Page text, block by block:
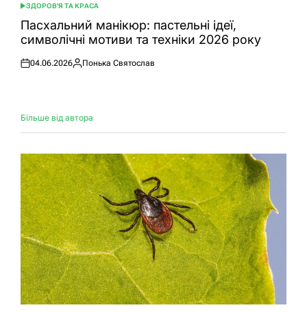
ОПУБЛІКУВАТИ
У
ЗДОРОВ'Я ТА КРАСА
Пасхальний манікюр: пастельні ідеї,
символічні мотиви та техніки 2026 року
Оприлюднено
04.06.2026
Опубліковано
Понька Святослав
Більше від автора